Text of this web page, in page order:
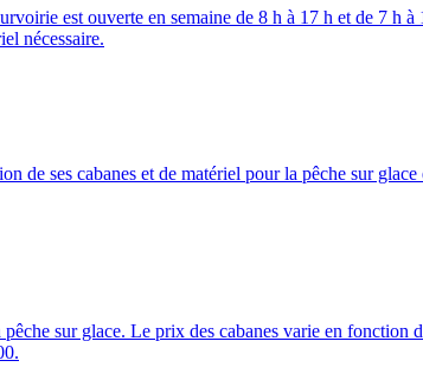
est ouverte en semaine de 8 h à 17 h et de 7
nécessaire.
de ses cabanes et de matériel pour la pêche sur
sur glace. Le prix des cabanes varie en fonction